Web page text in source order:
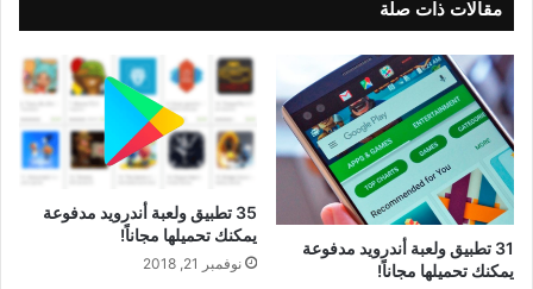
مقالات ذات صلة
31 تطبيق ولعبة أندرويد مدفوعة
يمكنك تحميلها مجاناً!
35 تطبيق ولعبة أندرويد مدفوعة
يمكنك تحميلها مجاناً!
نوفمبر 21, 2018